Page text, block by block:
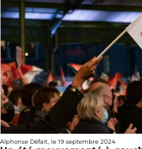
Alphonse Défait, le 19 septembre 2024